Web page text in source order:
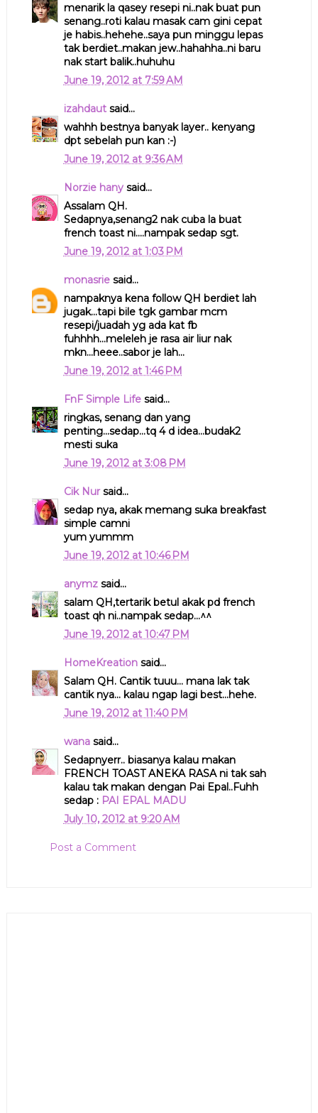
menarik la qasey resepi ni..nak buat pun
senang..roti kalau masak cam gini cepat
je habis..hehehe..saya pun minggu lepas
tak berdiet..makan jew..hahahha..ni baru
nak start balik..huhuhu
June 19, 2012 at 7:59 AM
izahdautsaid...
wahhh bestnya banyak layer.. kenyang
dpt sebelah pun kan :-)
June 19, 2012 at 9:36 AM
Norzie hanysaid...
Assalam QH.
Sedapnya,senang2 nak cuba la buat
french toast ni....nampak sedap sgt.
June 19, 2012 at 1:03 PM
monasriesaid...
nampaknya kena follow QH berdiet lah
jugak...tapi bile tgk gambar mcm
resepi/juadah yg ada kat fb
fuhhhh...meleleh je rasa air liur nak
mkn...heee..sabor je lah...
June 19, 2012 at 1:46 PM
FnF Simple Lifesaid...
ringkas, senang dan yang
penting...sedap...tq 4 d idea...budak2
mesti suka
June 19, 2012 at 3:08 PM
Cik Nursaid...
sedap nya, akak memang suka breakfast
simple camni
yum yummm
June 19, 2012 at 10:46 PM
anymzsaid...
salam QH,tertarik betul akak pd french
toast qh ni..nampak sedap...^^
June 19, 2012 at 10:47 PM
HomeKreationsaid...
Salam QH. Cantik tuuu... mana lak tak
cantik nya... kalau ngap lagi best...hehe.
June 19, 2012 at 11:40 PM
wanasaid...
Sedapnyerr.. biasanya kalau makan
FRENCH TOAST ANEKA RASA ni tak sah
kalau tak makan dengan Pai Epal..Fuhh
sedap : PAI EPAL MADU
July 10, 2012 at 9:20 AM
Post a Comment